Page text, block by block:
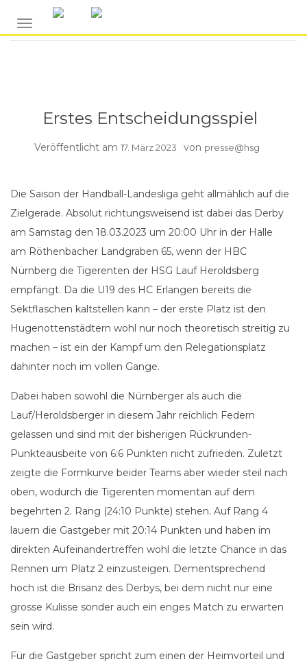
NAVIGATION UMSCHALTEN
Erstes Entscheidungsspiel
Veröffentlicht am 17. März 2023 von presse@hsg
Die Saison der Handball-Landesliga geht allmählich auf die
Zielgerade. Absolut richtungsweisend ist dabei das Derby
am Samstag den 18.03.2023 um 20:00 Uhr in der Halle
am Röthenbacher Landgraben 65, wenn der HBC
Nürnberg die Tigerenten der HSG Lauf Heroldsberg
empfängt. Da die U19 des HC Erlangen bereits die
Sektflaschen kaltstellen kann – der erste Platz ist den
Hugenottenstädtern wohl nur noch theoretisch streitig zu
machen – ist ein der Kampf um den Relegationsplatz
dahinter noch im vollen Gange.
Dabei haben sowohl die Nürnberger als auch die
Lauf/Heroldsberger in diesem Jahr reichlich Federn
gelassen und sind mit der bisherigen Rückrunden-
Punkteausbeite von 6:6 Punkten nicht zufrieden. Zuletzt
zeigte die Formkurve beider Teams aber wieder steil nach
oben, wodurch die Tigerenten momentan auf dem
begehrten 2. Rang (24:10 Punkte) stehen. Auf Rang 4
lauern die Gastgeber mit 20:14 Punkten und haben im
direkten Aufeinandertreffen wohl die letzte Chance in das
Rennen um Platz 2 einzusteigen. Dementsprechend
hoch ist die Brisanz des Derbys, bei dem nicht nur eine
grosse Kulisse sonder auch ein enges Match zu erwarten
sein wird.
Für die Gastgeber spricht zum einen der Heimvorteil und